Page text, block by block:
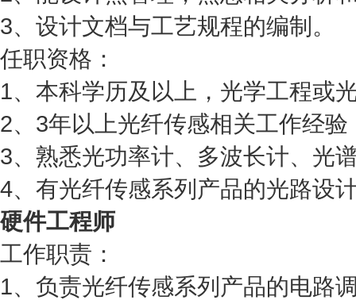
3、设计文档与工艺规程的编制。
任职资格：
1、本科学历及以上，光学工程或
2、3年以上光纤传感相关工作经
3、熟悉光功率计、多波长计、光
4、有光纤传感系列产品的光路设
硬件工程师
工作职责：
1、负责光纤传感系列产品的电路